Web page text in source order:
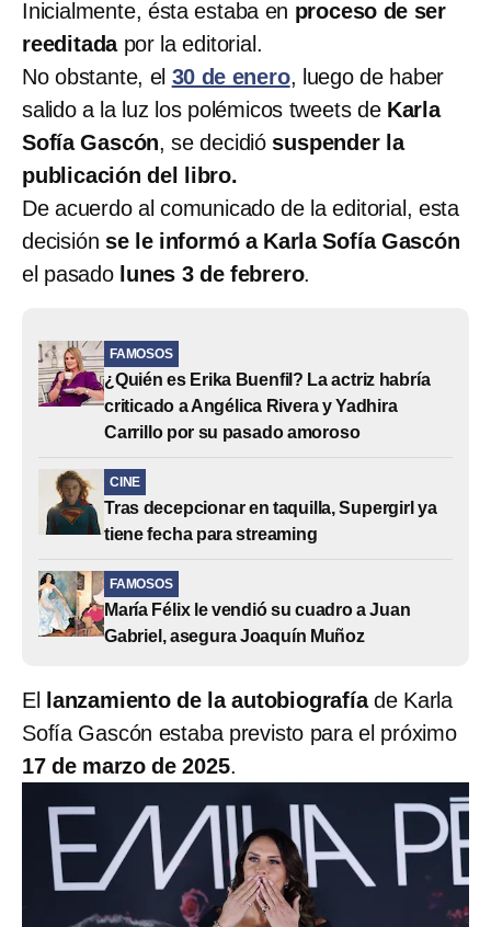
Inicialmente, ésta estaba en proceso de ser
reeditadapor la editorial.
No obstante, el 30 de enero, luego de haber
salido a la luz los polémicos tweets de Karla
Sofía Gascón, se decidió suspender la
publicación del libro.
De acuerdo al comunicado de la editorial, esta
decisión se le informó a Karla Sofía Gascón
el pasado lunes 3 de febrero.
FAMOSOS
¿Quién es Erika Buenfil? La actriz habría
criticado a Angélica Rivera y Yadhira
Carrillo por su pasado amoroso
CINE
Tras decepcionar en taquilla, Supergirl ya
tiene fecha para streaming
FAMOSOS
María Félix le vendió su cuadro a Juan
Gabriel, asegura Joaquín Muñoz
El lanzamiento de la autobiografíade Karla
Sofía Gascón estaba previsto para el próximo
17 de marzo de 2025.